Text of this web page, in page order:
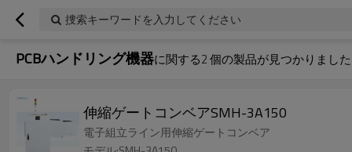
捜索キーワードを入力してください
PCBハンドリング機器に関する2個の製品が見つかりました
伸縮ゲートコンベアSMH-3A150
電子組立ライン用伸縮ゲートコンベア